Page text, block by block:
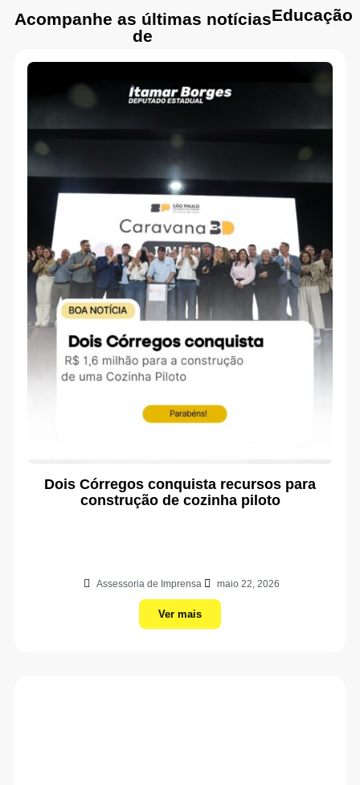
Acompanhe as últimas notícias
de
Educação
Dois Córregos conquista recursos para
construção de cozinha piloto
Assessoria de Imprensa maio 22, 2026
Ver mais